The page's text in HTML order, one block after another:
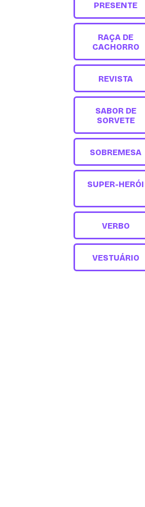
PRESENTE
RAÇA DE
CACHORRO
REVISTA
SABOR DE
SORVETE
SOBREMESA
SUPER-HERÓI
VERBO
VESTUÁRIO